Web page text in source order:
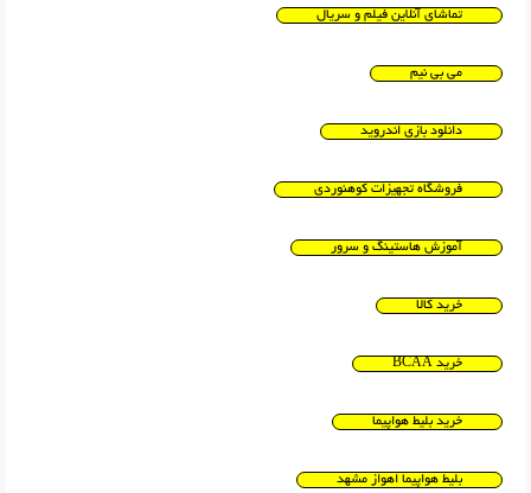
تماشای آنلاین فیلم و سریال
می بی نیم
دانلود بازی اندروید
فروشگاه تجهیزات کوهنوردی
آموزش هاستینگ و سرور
خرید کالا
خرید BCAA
خرید بلیط هواپیما
بلیط هواپیما اهواز مشهد